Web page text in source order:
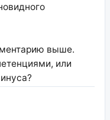
выше.
или